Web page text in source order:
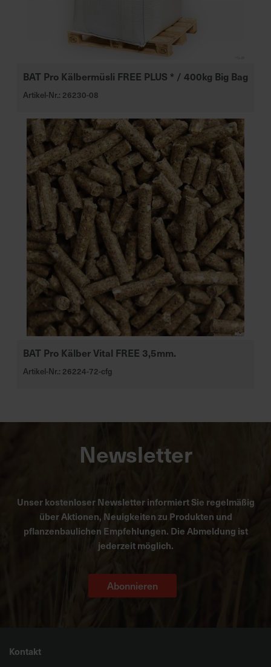
BAT Pro Kälbermüsli FREE PLUS * / 400kg Big Bag
Artikel-Nr.: 26230-08
BAT Pro Kälber Vital FREE 3,5mm.
Artikel-Nr.: 26224-72-cfg
Newsletter
Unser kostenloser Newsletter informiert Sie regelmäßig
über Aktionen, Neuigkeiten zu Produkten und
pflanzenbaulichen Empfehlungen. Die Abmeldung ist
jederzeit möglich.
Abonnieren
Kontakt